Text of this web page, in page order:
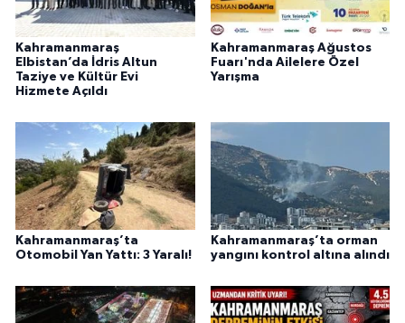
Kahramanmaraş
Elbistan’da İdris Altun
Taziye ve Kültür Evi
Hizmete Açıldı
Kahramanmaraş Ağustos
Fuarı'nda Ailelere Özel
Yarışma
Kahramanmaraş’ta
Otomobil Yan Yattı: 3 Yaralı!
Kahramanmaraş’ta orman
yangını kontrol altına alındı